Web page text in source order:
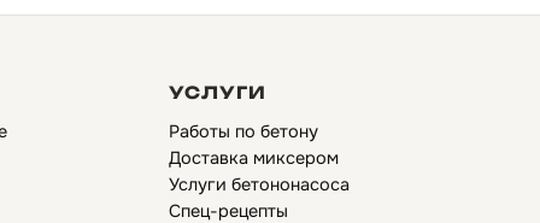
УСЛУГИ
Работы по бетону
Доставка миксером
Услуги бетононасоса
Спец-рецепты